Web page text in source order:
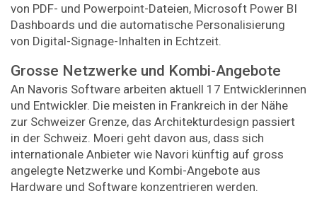
von PDF- und Powerpoint-Dateien, Microsoft Power BI
Dashboards und die automatische Personalisierung
von Digital-Signage-Inhalten in Echtzeit.
Grosse Netzwerke und Kombi-Angebote
An Navoris Software arbeiten aktuell 17 Entwicklerinnen
und Entwickler. Die meisten in Frankreich in der Nähe
zur Schweizer Grenze, das Architekturdesign passiert
in der Schweiz. Moeri geht davon aus, dass sich
internationale Anbieter wie Navori künftig auf gross
angelegte Netzwerke und Kombi-Angebote aus
Hardware und Software konzentrieren werden.